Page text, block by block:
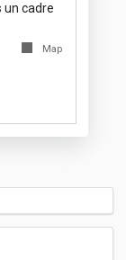
un cadre
Map